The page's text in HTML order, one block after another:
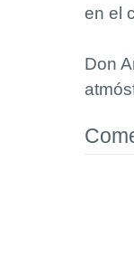
en el
Don